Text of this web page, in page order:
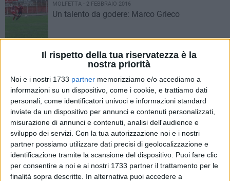
Il rispetto della tua riservatezza è la
nostra priorità
Noi e i nostri 1733 partner memorizziamo e/o accediamo a
informazioni su un dispositivo, come i cookie, e trattiamo dati
personali, come identificatori univoci e informazioni standard
inviate da un dispositivo per annunci e contenuti personalizzati,
misurazione di annunci e contenuti, analisi dell'audience e
sviluppo dei servizi. Con la tua autorizzazione noi e i nostri
partner possiamo utilizzare dati precisi di geolocalizzazione e
identificazione tramite la scansione del dispositivo. Puoi fare clic
per consentire a noi e ai nostri 1733 partner il trattamento per le
finalità sopra descritte. In alternativa puoi accedere a
MOLFETTA - 2 FEBBRAIO 2016
Un talento da godere: Marco Grieco
MOLFETTA - 2 FEBBRAIO 2016
Aquile, fattore PalaPoli: vittoria, gol e secondo
MOLFETTA - 1 FEBBRAIO 2016
Al PalaPoli si fa festa, Exprivia vincente contro
Milano
MOLFETTA - 31 GENNAIO 2016
Del Core risponde a Lorusso: Molfetta
Sportiva-Team Altamura finisce 1-1